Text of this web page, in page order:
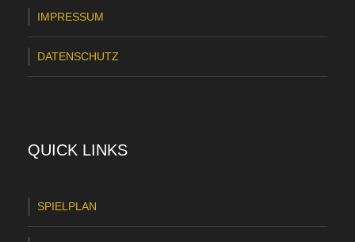
f
e
:
e
i
IMPRESSUM
DATENSCHUTZ
QUICK LINKS
SPIELPLAN